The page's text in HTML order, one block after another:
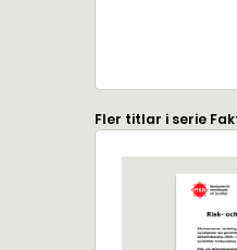
Fler titlar i serie